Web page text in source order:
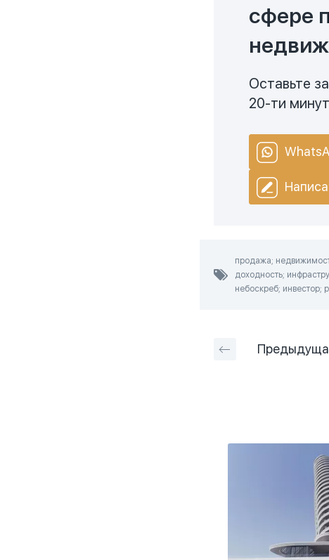
сфере
Оставьте
20-ти минут
продажа;
доходность;
небоскреб; инвестор;